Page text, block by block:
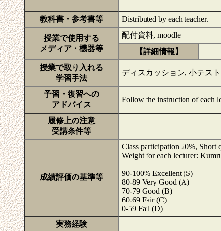
教科書・参考書等 Distributed by each teacher.
授業で使用する
メディア・機器等
配付資料, moodle
【詳細情報】
授業で取り入れる
学習手法
ディスカッション, 小テス
予習・復習への
アドバイス
Follow the instruction of each
履修上の注意
受講条件等
成績評価の基準等
Class participation 20%, Short
Weight for each lecturer:
90-100% Excellent (S)
80-89 Very Good (A)
70-79 Good (B)
60-69 Fair (C)
0-59 Fail (D)
実務経験